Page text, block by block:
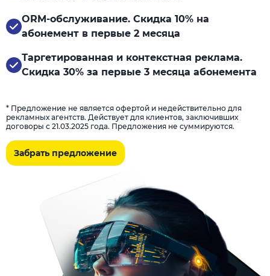
ORM-обслуживание. Скидка 10% на
абонемент в первые 2 месяца
Таргетированная и контекстная реклама.
Скидка 30% за первые 3 месяца абонемента
* Предложение не является офертой и недействительно для
рекламных агентств. Действует для клиентов, заключивших
договоры с 21.03.2025 года. Предложения не суммируются.
Забрать предложение